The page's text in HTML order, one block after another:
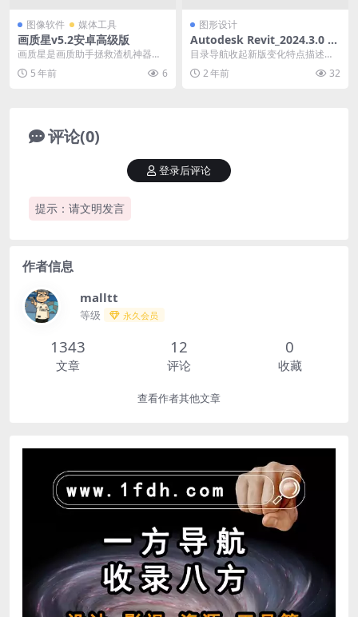
图像软件 媒体工具
画质星v5.2安卓高级版
画质星是画质助手拯救渣机神器，
让游戏更流畅！一键解锁HDR、超
高清、极限帧、60...
5 年前 6
图形设计
Autodesk Revit_2024.3.0 多
语言中文修改版
目录导航收起新版变化特点描述运
行要求下载地址目录导航收起新版
变化特点描述运行要求...
2 年前 32
评论(0)
提示：请文明发言
登录后评论
作者信息
malltt
等级 永久会员
1343
文章
12
评论
0
收藏
查看作者其他文章